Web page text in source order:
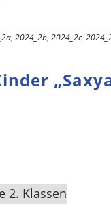
, 2024_2b, 2024_2c,